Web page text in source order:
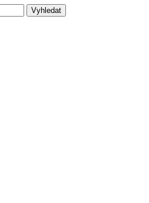
Vyhledat